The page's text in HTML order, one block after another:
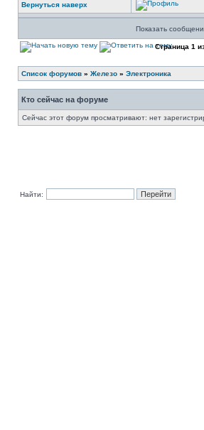
Вернуться наверх
Показать
Страница 1
Список форумов » Железо » Электроника
Кто сейчас на форуме
Сейчас этот форум просматривают: нет
Найти: